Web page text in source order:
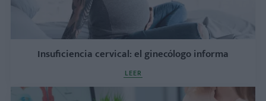
Insuficiencia cervical: el ginecólogo informa
LEER